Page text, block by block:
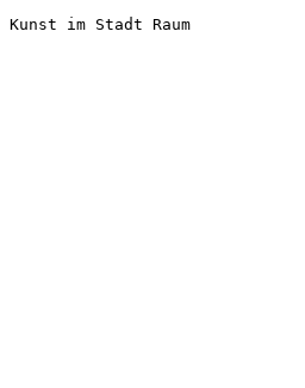
Kunst im Stadt Raum